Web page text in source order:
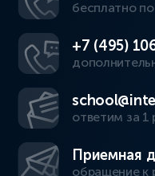
бесплатно
+7 (495)
ответим за 1
Приемная
обращение к